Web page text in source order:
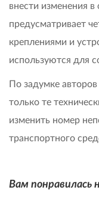
внести изменения
предусматривает
креплениями и
используются для
По задумке
только те
изменить номер
транспортного
Вам понравилась